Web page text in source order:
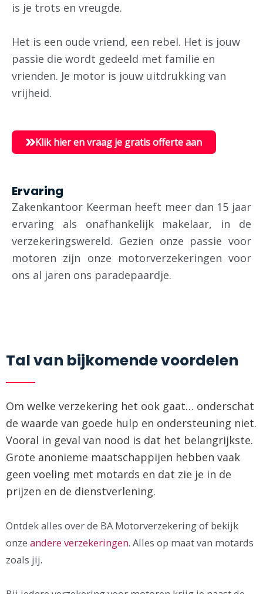
is je trots en vreugde.
Het is een oude vriend, een rebel. Het is jouw
passie die wordt gedeeld met familie en
vrienden. Je motor is jouw uitdrukking van
vrijheid.
Klik hier en vraag je gratis offerte aan
Ervaring
Zakenkantoor Keerman heeft meer dan 15 jaar
ervaring als onafhankelijk makelaar, in de
verzekeringswereld. Gezien onze passie voor
motoren zijn onze motorverzekeringen voor
ons al jaren ons paradepaardje.
Tal van bijkomende voordelen
Om welke verzekering het ook gaat… onderschat
de waarde van goede hulp en ondersteuning niet.
Vooral in geval van nood is dat het belangrijkste.
Grote anonieme maatschappijen hebben vaak
geen voeling met motards en dat zie je in de
prijzen en de dienstverlening.
Ontdek alles over de BA Motorverzekering of bekijk
onze andere verzekeringen. Alles op maat van motards
zoals jij.